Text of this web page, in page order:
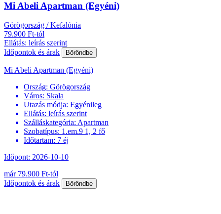
Mi Abeli Apartman (Egyéni)
Görögország / Kefalónia
79.900 Ft-tól
Ellátás: leírás szerint
Időpontok és árak
Bőröndbe
Mi Abeli Apartman (Egyéni)
Ország: Görögország
Város: Skala
Utazás módja: Egyénileg
Ellátás: leírás szerint
Szálláskategória: Apartman
Szobatípus: 1.em.9 1, 2 fő
Időtartam: 7 éj
Időpont: 2026-10-10
már 79.900 Ft-tól
Időpontok és árak
Bőröndbe